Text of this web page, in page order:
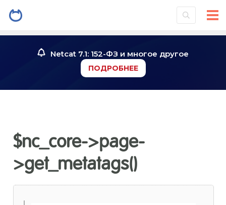
Netcat 7.1: 152-ФЗ и многое другое
ПОДРОБНЕЕ
$nc_core->page-
>get_metatags()